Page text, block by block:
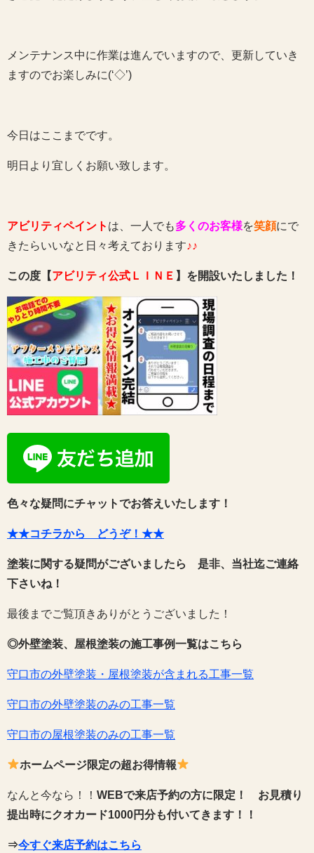
メンテナンス中に作業は進んでいますので、更新していき
ますのでお楽しみに(‘◇’)ゞ
今日はここまでです。
明日より宜しくお願い致します。
アビリティペイント は、一人でも多くのお客様を笑顔にで
きたらいいなと日々考えております♪♪
この度【アビリティ公式ＬＩＮＥ 】を開設いたしました！
色々な疑問にチャットでお答えいたします！
★★コチラから どうぞ！★★
塗装に関する疑問がございましたら 是非、当社迄ご連絡
下さいね！
最後までご覧頂きありがとうございました！
◎外壁塗装、屋根塗装の施工事例一覧はこちら
守口市の外壁塗装・屋根塗装が含まれる工事一覧
守口市の外壁塗装のみの工事一覧
守口市の屋根塗装のみの工事一覧
ホームページ限定の超お得情報
なんと今なら！！ WEBで来店予約の方に限定！
お見積り
提出時にクオカード1000円分も付いてきます！！
⇒今すぐ来店予約はこちら